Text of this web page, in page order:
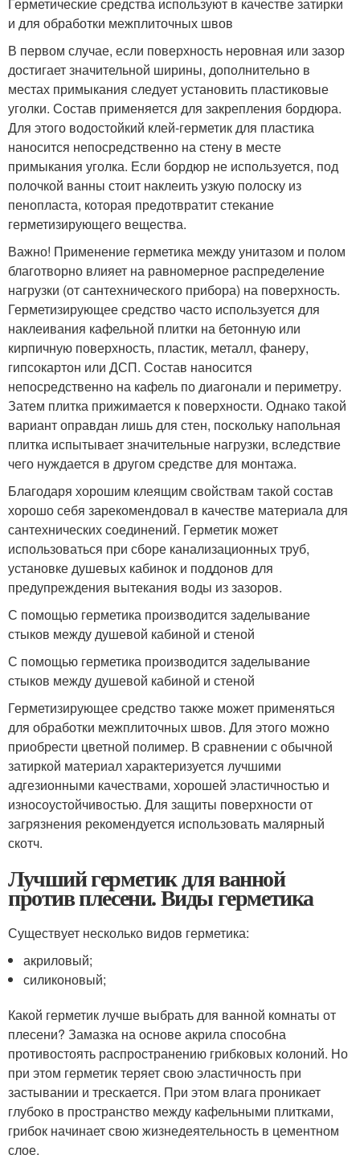
Герметические средства используют в качестве затирки
и для обработки межплиточных швов
В первом случае, если поверхность неровная или зазор
достигает значительной ширины, дополнительно в
местах примыкания следует установить пластиковые
уголки. Состав применяется для закрепления бордюра.
Для этого водостойкий клей-герметик для пластика
наносится непосредственно на стену в месте
примыкания уголка. Если бордюр не используется, под
полочкой ванны стоит наклеить узкую полоску из
пенопласта, которая предотвратит стекание
герметизирующего вещества.
Важно! Применение герметика между унитазом и полом
благотворно влияет на равномерное распределение
нагрузки (от сантехнического прибора) на поверхность.
Герметизирующее средство часто используется для
наклеивания кафельной плитки на бетонную или
кирпичную поверхность, пластик, металл, фанеру,
гипсокартон или ДСП. Состав наносится
непосредственно на кафель по диагонали и периметру.
Затем плитка прижимается к поверхности. Однако такой
вариант оправдан лишь для стен, поскольку напольная
плитка испытывает значительные нагрузки, вследствие
чего нуждается в другом средстве для монтажа.
Благодаря хорошим клеящим свойствам такой состав
хорошо себя зарекомендовал в качестве материала для
сантехнических соединений. Герметик может
использоваться при сборе канализационных труб,
установке душевых кабинок и поддонов для
предупреждения вытекания воды из зазоров.
С помощью герметика производится заделывание
стыков между душевой кабиной и стеной
С помощью герметика производится заделывание
стыков между душевой кабиной и стеной
Герметизирующее средство также может применяться
для обработки межплиточных швов. Для этого можно
приобрести цветной полимер. В сравнении с обычной
затиркой материал характеризуется лучшими
адгезионными качествами, хорошей эластичностью и
износоустойчивостью. Для защиты поверхности от
загрязнения рекомендуется использовать малярный
скотч.
Лучший герметик для ванной
против плесени. Виды герметика
Существует несколько видов герметика:
акриловый;
силиконовый;
Какой герметик лучше выбрать для ванной комнаты от
плесени? Замазка на основе акрила способна
противостоять распространению грибковых колоний. Но
при этом герметик теряет свою эластичность при
застывании и трескается. При этом влага проникает
глубоко в пространство между кафельными плитками,
грибок начинает свою жизнедеятельность в цементном
слое.